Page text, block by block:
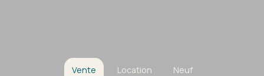
Vente Location Neuf